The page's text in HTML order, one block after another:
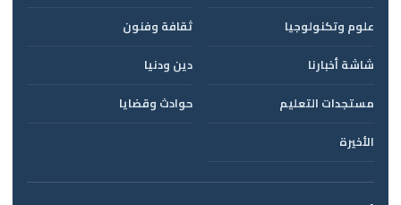
علوم وتكنولوجيا
ثقافة وفنون
شاشة أخبارنا
دين ودنيا
مستجدات التعليم
حوادث وقضايا
الأخيرة